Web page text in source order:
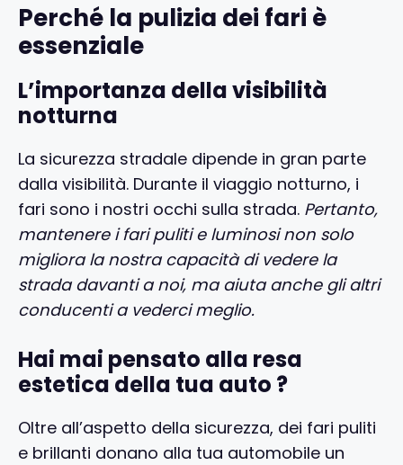
Perché la pulizia dei fari è
essenziale
L’importanza della visibilità
notturna
La sicurezza stradale dipende in gran parte
dalla visibilità. Durante il viaggio notturno, i
fari sono i nostri occhi sulla strada. Pertanto,
mantenere i fari puliti e luminosi non solo
migliora la nostra capacità di vedere la
strada davanti a noi, ma aiuta anche gli altri
conducenti a vederci meglio.
Hai mai pensato alla resa
estetica della tua auto ?
Oltre all’aspetto della sicurezza, dei fari puliti
e brillanti donano alla tua automobile un